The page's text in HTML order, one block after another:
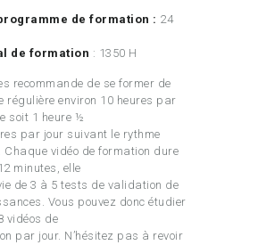
de formation : 24
de formation : 1350 H
recommande de se former de
régulière environ 10 heures par
soit 1 heure ½
par jour suivant le rythme
Chaque vidéo de formation dure
minutes, elle
de 3 à 5 tests de validation de
Vous pouvez donc étudier
vidéos de
par jour. N’hésitez pas à revoir